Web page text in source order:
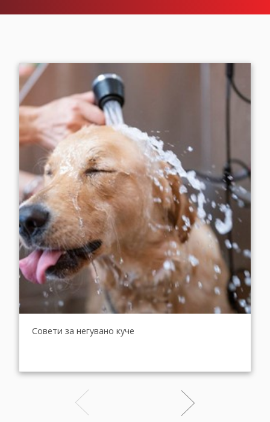
Совети за негувано куче